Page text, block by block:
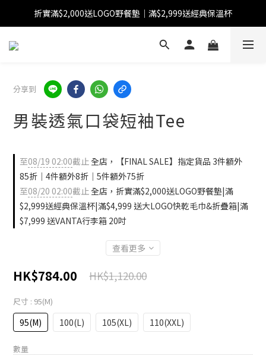
【FINAL SALE】指定商品低至38折
折實滿$2,000送LOGO野餐墊｜滿$2,999送經典保溫杯
【FINAL SALE】全單免運費
分享到
男裝透氣口袋短袖Tee
至08/19 02:00截止全店，【FINAL SALE】指定貨品 3件額外
85折｜4件額外8折｜5件額外75折
至08/20 02:00截止全店，折實滿$2,000送LOGO野餐墊|滿
$2,999送經典保溫杯|滿$4,999 送大LOGO快乾毛巾&折疊箱|滿
$7,999 送VANTA行李箱 20吋
查看更多
HK$784.00 HK$1,120.00
尺寸 : 95(M)
95(M) 100(L) 105(XL) 110(XXL)
數量